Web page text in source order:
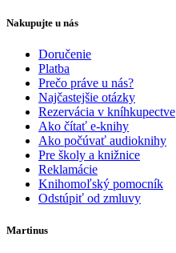
Nakupujte u nás
Doručenie
Platba
Prečo práve u nás?
Najčastejšie otázky
Rezervácia v kníhkupectve
Ako čítať e-knihy
Ako počúvať audioknihy
Pre školy a knižnice
Reklamácie
Knihomoľský pomocník
Odstúpiť od zmluvy
Martinus